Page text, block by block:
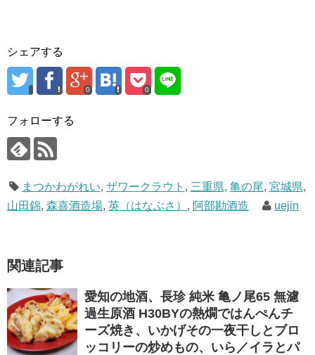
シェアする
0 0
フォローする
まつかわがれい, ザワークラウト , 三重県, 亀の尾, 宮城県,
山田錦, 森喜酒造場, 英（はなぶさ） , 阿部勘酒造 uejin
関連記事
愛知の地酒、長珍 純米 亀ノ尾65 無濾
過生原酒 H30BYの熱燗ではんぺんチ
ーズ焼き、いかげその一夜干しとブロ
ッコリーの炒めもの、いら／イラとパ